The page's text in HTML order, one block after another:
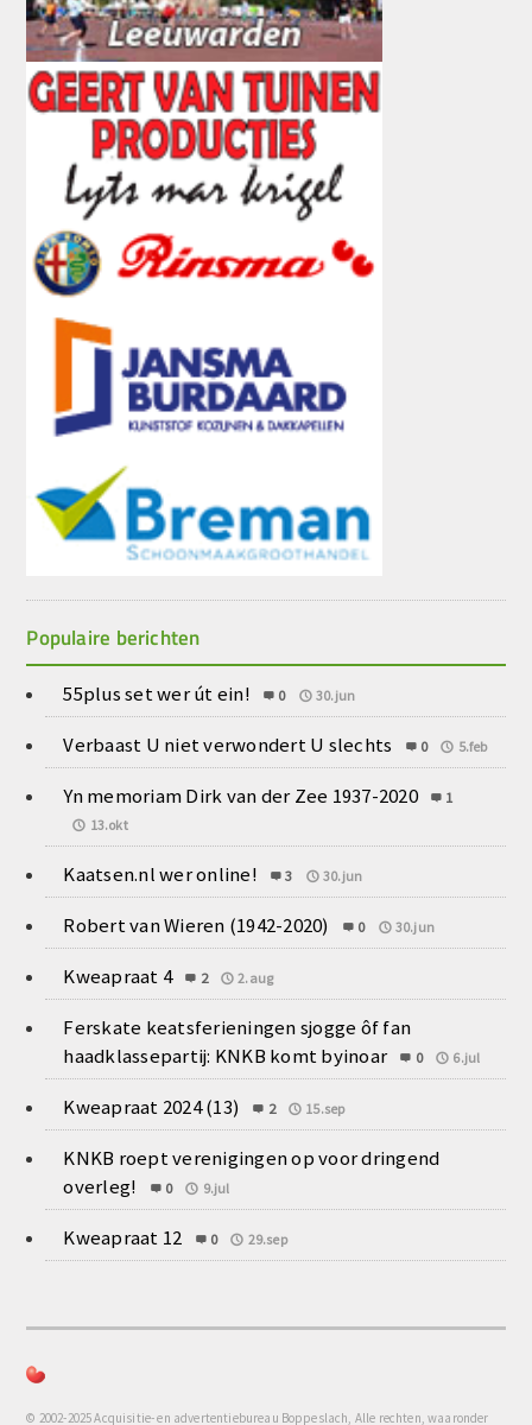
Populaire berichten
55plus set wer út ein! 0 30.jun
Verbaast U niet verwondert U slechts 0 5.feb
Yn memoriam Dirk van der Zee 1937-2020
1
13.okt
Kaatsen.nl wer online! 3 30.jun
Robert van Wieren (1942-2020) 0 30.jun
Kweapraat 4 2 2.aug
Ferskate keatsferieningen sjogge ôf fan
haadklassepartij: KNKB komt byinoar
0 6.jul
Kweapraat 2024 (13) 2 15.sep
KNKB roept verenigingen op voor dringend
overleg!
0 9.jul
Kweapraat 12 0 29.sep
© 2002-2025 Acquisitie- en advertentiebureau Boppeslach, Alle rechten, waaronder